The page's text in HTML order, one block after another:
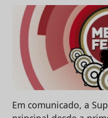
Em comunicado, a